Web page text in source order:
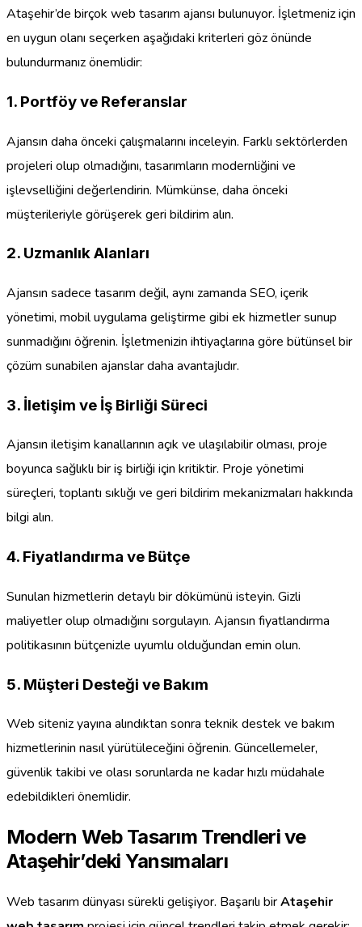
Ataşehir’de birçok web tasarım ajansı bulunuyor. İşletmeniz için
en uygun olanı seçerken aşağıdaki kriterleri göz önünde
bulundurmanız önemlidir:
1. Portföy ve Referanslar
Ajansın daha önceki çalışmalarını inceleyin. Farklı sektörlerden
projeleri olup olmadığını, tasarımların modernliğini ve
işlevselliğini değerlendirin. Mümkünse, daha önceki
müşterileriyle görüşerek geri bildirim alın.
2. Uzmanlık Alanları
Ajansın sadece tasarım değil, aynı zamanda SEO, içerik
yönetimi, mobil uygulama geliştirme gibi ek hizmetler sunup
sunmadığını öğrenin. İşletmenizin ihtiyaçlarına göre bütünsel bir
çözüm sunabilen ajanslar daha avantajlıdır.
3. İletişim ve İş Birliği Süreci
Ajansın iletişim kanallarının açık ve ulaşılabilir olması, proje
boyunca sağlıklı bir iş birliği için kritiktir. Proje yönetimi
süreçleri, toplantı sıklığı ve geri bildirim mekanizmaları hakkında
bilgi alın.
4. Fiyatlandırma ve Bütçe
Sunulan hizmetlerin detaylı bir dökümünü isteyin. Gizli
maliyetler olup olmadığını sorgulayın. Ajansın fiyatlandırma
politikasının bütçenizle uyumlu olduğundan emin olun.
5. Müşteri Desteği ve Bakım
Web siteniz yayına alındıktan sonra teknik destek ve bakım
hizmetlerinin nasıl yürütüleceğini öğrenin. Güncellemeler,
güvenlik takibi ve olası sorunlarda ne kadar hızlı müdahale
edebildikleri önemlidir.
Modern Web Tasarım Trendleri ve
Ataşehir’deki Yansımaları
Web tasarım dünyası sürekli gelişiyor. Başarılı birAtaşehir